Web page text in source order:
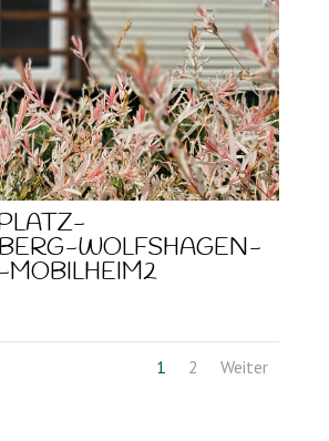
WOLFSHAGEN-
1 2 Weiter